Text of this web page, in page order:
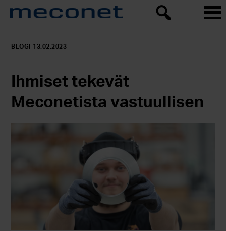
BLOGI 13.02.2023
Ihmiset tekevät
Meconetista vastuullisen